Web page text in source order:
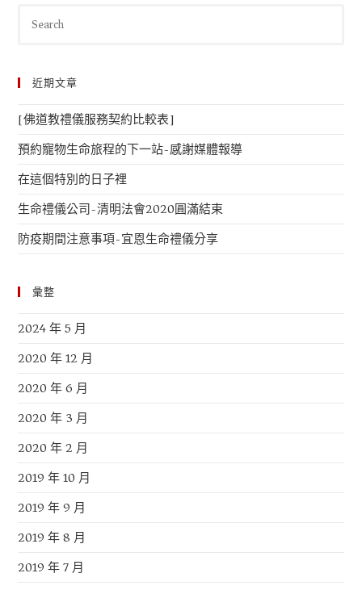
近期文章
[佛道教禮儀服務契約比較表]
預約寵物生命旅程的下一站-感謝媒體報導
在這個特別的日子裡
生命禮儀公司-清明法會2020圓滿結束
防疫期間注意事項-宜恩生命禮儀分享
彙整
2024 年 5 月
2020 年 12 月
2020 年 6 月
2020 年 3 月
2020 年 2 月
2019 年 10 月
2019 年 9 月
2019 年 8 月
2019 年 7 月